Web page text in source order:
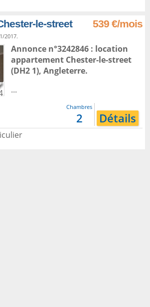
le-street 539 €/mois
2017.
Annonce n°3242846 : location
appartement Chester-le-street
(DH2 1), Angleterre.
...
Chambres
2 Détails